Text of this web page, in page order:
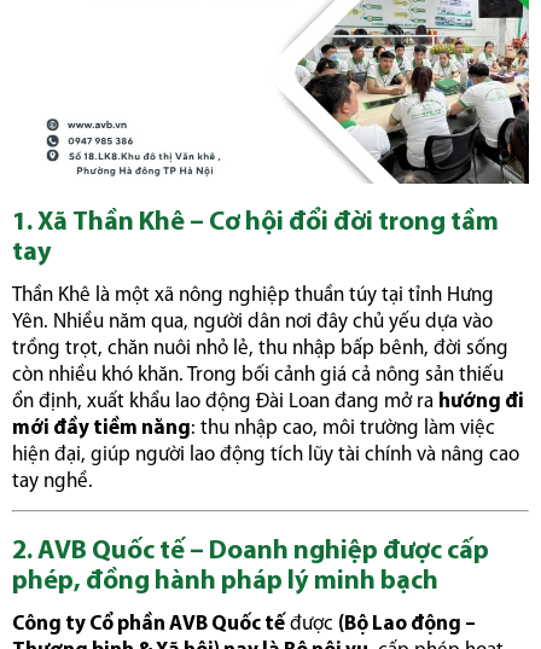
1. Xã Thần Khê – Cơ hội đổi đời trong tầm
tay
Thần Khê là một xã nông nghiệp thuần túy tại tỉnh Hưng
Yên. Nhiều năm qua, người dân nơi đây chủ yếu dựa vào
trồng trọt, chăn nuôi nhỏ lẻ, thu nhập bấp bênh, đời sống
còn nhiều khó khăn. Trong bối cảnh giá cả nông sản thiếu
ổn định, xuất khẩu lao động Đài Loan đang mở ra hướng đi
mới đầy tiềm năng: thu nhập cao, môi trường làm việc
hiện đại, giúp người lao động tích lũy tài chính và nâng cao
tay nghề.
2. AVB Quốc tế – Doanh nghiệp được cấp
phép, đồng hành pháp lý minh bạch
Công ty Cổ phần AVB Quốc tế được (Bộ Lao động –